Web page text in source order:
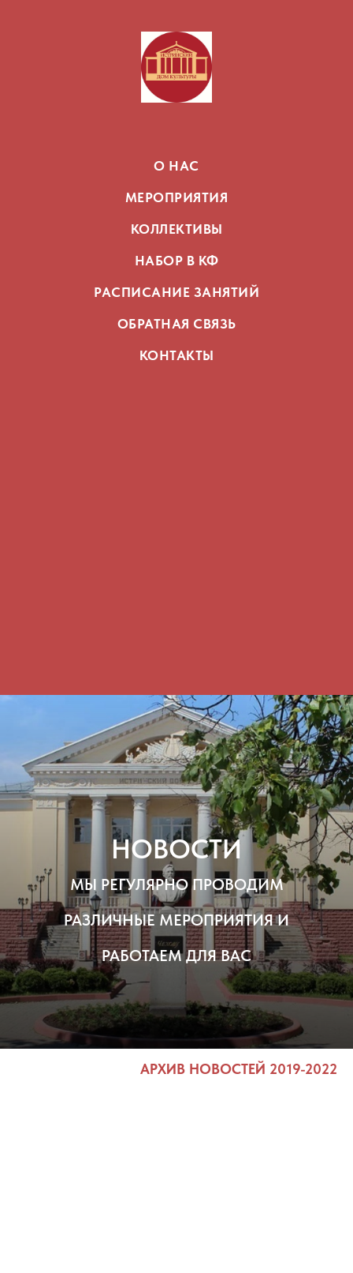
О НАС
МЕРОПРИЯТИЯ
КОЛЛЕКТИВЫ
НАБОР В КФ
РАСПИСАНИЕ ЗАНЯТИЙ
ОБРАТНАЯ СВЯЗЬ
КОНТАКТЫ
НОВОСТИ
МЫ РЕГУЛЯРНО ПРОВОДИМ
РАЗЛИЧНЫЕ МЕРОПРИЯТИЯ И
РАБОТАЕМ ДЛЯ ВАС
АРХИВ НОВОСТЕЙ 2019-2022